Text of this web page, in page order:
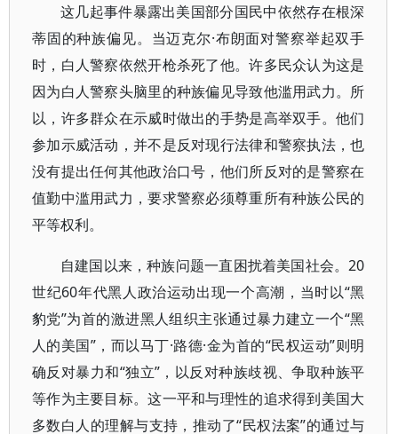
这几起事件暴露出美国部分国民中依然存在根深
蒂固的种族偏见。当迈克尔·布朗面对警察举起双手
时，白人警察依然开枪杀死了他。许多民众认为这是
因为白人警察头脑里的种族偏见导致他滥用武力。所
以，许多群众在示威时做出的手势是高举双手。他们
参加示威活动，并不是反对现行法律和警察执法，也
没有提出任何其他政治口号，他们所反对的是警察在
值勤中滥用武力，要求警察必须尊重所有种族公民的
平等权利。
自建国以来，种族问题一直困扰着美国社会。20
世纪60年代黑人政治运动出现一个高潮，当时以“黑
豹党”为首的激进黑人组织主张通过暴力建立一个“黑
人的美国”，而以马丁·路德·金为首的“民权运动”则明
确反对暴力和“独立”，以反对种族歧视、争取种族平
等作为主要目标。这一平和与理性的追求得到美国大
多数白人的理解与支持，推动了“民权法案”的通过与